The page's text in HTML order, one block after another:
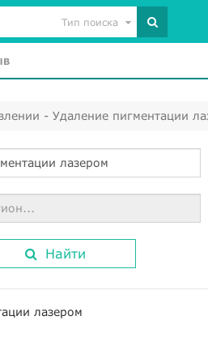
Тип поиска
- Удаление пигментации
лазером
Найти
лазером